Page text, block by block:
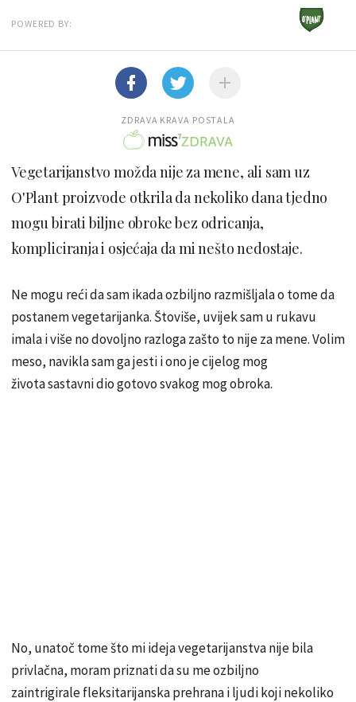
POWERED BY:
ZDRAVA KRAVA POSTALA
Vegetarijanstvo možda nije za mene, ali sam uz
O'Plant proizvode otkrila da nekoliko dana tjedno
mogu birati biljne obroke bez odricanja,
kompliciranja i osjećaja da mi nešto nedostaje.
Ne mogu reći da sam ikada ozbiljno razmišljala o tome da
postanem vegetarijanka. Štoviše, uvijek sam u rukavu
imala i više no dovoljno razloga zašto to nije za mene. Volim
meso, navikla sam ga jesti i ono je cijelog mog
života sastavni dio gotovo svakog mog obroka.
No, unatoč tome što mi ideja vegetarijanstva nije bila
privlačna, moram priznati da su me ozbiljno
zaintrigirale fleksitarijanska prehrana i ljudi koji nekoliko